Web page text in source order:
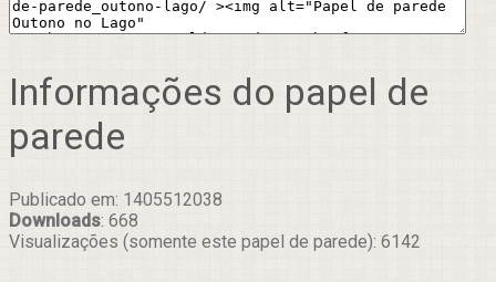
Informações do papel de
parede
Publicado em: 1405512038
Downloads: 668
Visualizações (somente este papel de parede): 6142